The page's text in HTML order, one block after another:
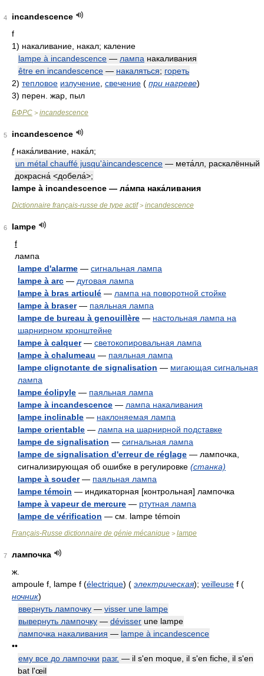
4
incandescence
f
1) накаливание, накал; каление
lampe à incandescence — лампа накаливания
être en incandescence — накаляться; гореть
2) тепловое излучение свечение ( при нагреве)
3) перен. жар, пыл
БФРС > incandescence
5
incandescence
fнака́ливание, нака́л;
un métal chauffé jusqu'àincandescence — мета́лл, раскалённый
докрасна́ <добела́>;
lampe à incandescence — ла́мпа нака́ливания
Dictionnaire français-russe de type actif> incandescence
6
lampe
f
лампа
lampe d'alarme — сигнальная лампа
lampe à arc — дуговая лампа
lampe à bras articulé — лампа на поворотной стойке
lampe à braser — паяльная лампа
lampe de bureau à genouillère — настольная лампа на
шарнирном кронштейне
lampe à calquer — светокопировальная лампа
lampe à chalumeau — паяльная лампа
lampe clignotante de signalisation — мигающая сигнальная
лампа
lampe éolipyle — паяльная лампа
lampe à incandescence — лампа накаливания
lampe inclinable — наклоняемая лампа
lampe orientable — лампа на шарнирной подставке
lampe de signalisation — сигнальная лампа
lampe de signalisation d'erreur de réglage — лампочка,
сигнализирующая об ошибке в регулировке (станка)
lampe à souder — паяльная лампа
lampe témoin — индикаторная [контрольная] лампочка
lampe à vapeur de mercure — ртутная лампа
lampe de vérification — см. lampe témoin
Français-Russe dictionnaire de génie mécanique > lampe
7
лампочка
ж.
ampoule f, lampe f (électrique) ( электрическая); veilleuse f (
ночник)
ввернуть лампочку — visser une lampe
вывернуть лампочку — dévisser une lampe
лампочка накаливания — lampe à incandescence
••
ему все до лампочки разг. — il s'en moque, il s'en fiche, il s'en
bat l'œil